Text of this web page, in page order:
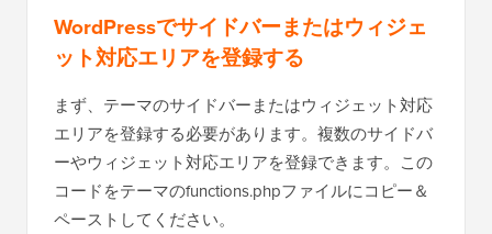
WordPressでサイドバーまたはウィジェ
ット対応エリアを登録する
まず、テーマのサイドバーまたはウィジェット対応
エリアを登録する必要があります。複数のサイドバ
ーやウィジェット対応エリアを登録できます。この
コードをテーマのfunctions.phpファイルにコピー＆
ペーストしてください。